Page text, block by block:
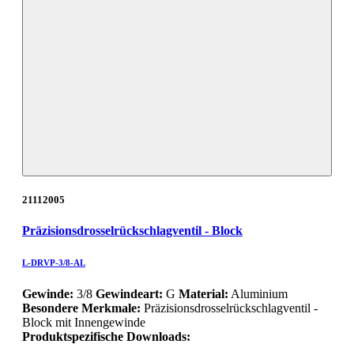
21112005
Präzisionsdrosselrückschlagventil - Block
L-DRVP-3/8-AL
Gewinde: 3/8 Gewindeart: G Material: Aluminium
Besondere Merkmale: Präzisionsdrosselrückschlagventil -
Block mit Innengewinde
Produktspezifische Downloads: